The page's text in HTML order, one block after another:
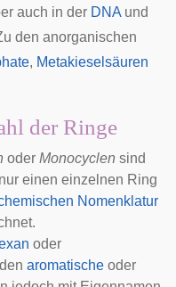
auch in der DNA und
den anorganischen
, Metakieselsäuren
der Ringe
oder Monocyclen sind
einen einzelnen Ring
Nomenklatur
oder
aromatische oder